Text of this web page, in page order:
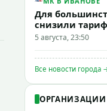
Для
снизили
5 августа, 23:50
Все новости города
ОРГАНИЗАЦИИ